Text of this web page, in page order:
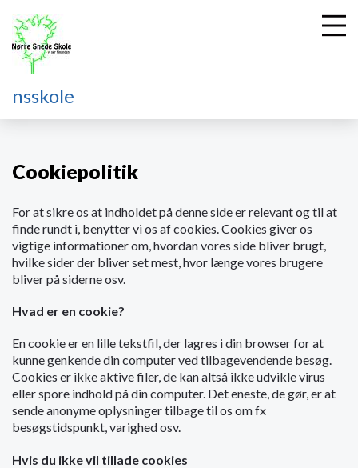
nsskole
Cookiepolitik
For at sikre os at indholdet på denne side er relevant og til at
finde rundt i, benytter vi os af cookies. Cookies giver os
vigtige informationer om, hvordan vores side bliver brugt,
hvilke sider der bliver set mest, hvor længe vores brugere
bliver på siderne osv.
Hvad er en cookie?
En cookie er en lille tekstfil, der lagres i din browser for at
kunne genkende din computer ved tilbagevendende besøg.
Cookies er ikke aktive filer, de kan altså ikke udvikle virus
eller spore indhold på din computer. Det eneste, de gør, er at
sende anonyme oplysninger tilbage til os om fx
besøgstidspunkt, varighed osv.
Hvis du ikke vil tillade cookies